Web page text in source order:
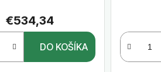
€534,34
DO KOŠÍKA